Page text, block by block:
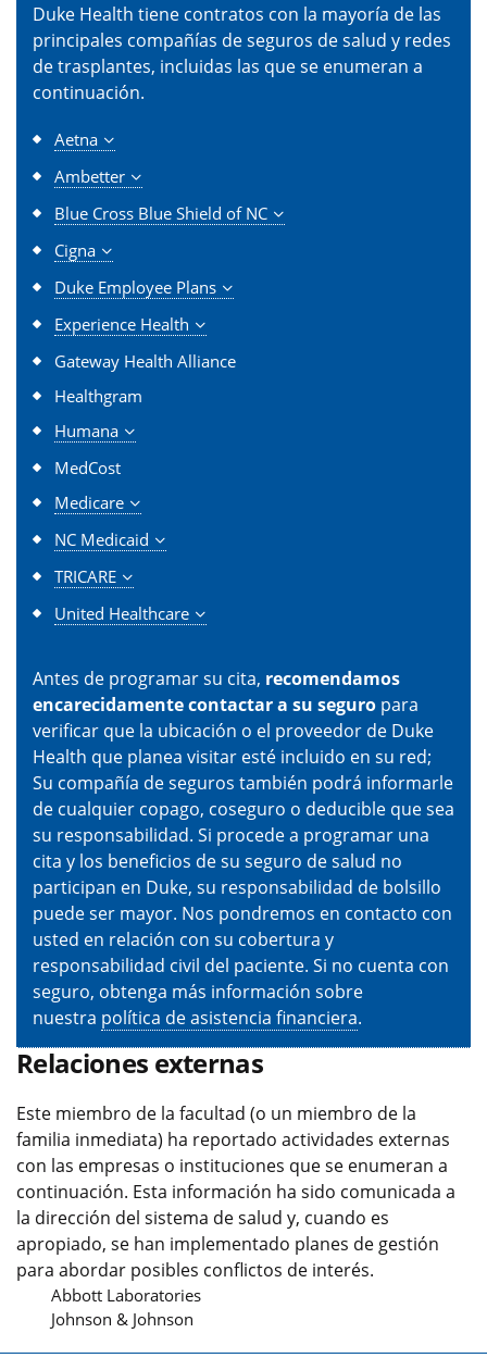
Duke Health tiene contratos con la mayoría de las
principales compañías de seguros de salud y redes
de trasplantes, incluidas las que se enumeran a
continuación.
Aetna
Ambetter
Blue Cross Blue Shield of NC
Cigna
Duke Employee Plans
Experience Health
Gateway Health Alliance
Healthgram
Humana
MedCost
Medicare
NC Medicaid
TRICARE
United Healthcare
Antes de programar su cita, recomendamos
encarecidamente contactar a su seguro para
verificar que la ubicación o el proveedor de Duke
Health que planea visitar esté incluido en su red;
Su compañía de seguros también podrá informarle
de cualquier copago, coseguro o deducible que sea
su responsabilidad. Si procede a programar una
cita y los beneficios de su seguro de salud no
participan en Duke, su responsabilidad de bolsillo
puede ser mayor. Nos pondremos en contacto con
usted en relación con su cobertura y
responsabilidad civil del paciente. Si no cuenta con
seguro, obtenga más información sobre
nuestra política de asistencia financiera.
Relaciones externas
Este miembro de la facultad (o un miembro de la
familia inmediata) ha reportado actividades externas
con las empresas o instituciones que se enumeran a
continuación. Esta información ha sido comunicada a
la dirección del sistema de salud y, cuando es
apropiado, se han implementado planes de gestión
para abordar posibles conflictos de interés.
Abbott Laboratories
Johnson & Johnson